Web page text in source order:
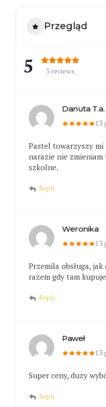
Przegląd
5 3 reviews
Danuta T.a.
13
Pastel towarzyszy mi
narazie nie
szkolne.
Reply
Weronika
13
Przemila obsługa,
razem gdy tam
Reply
Paweł
13
Super ceny, duzy
Reply